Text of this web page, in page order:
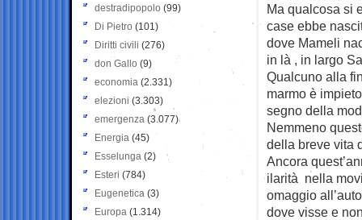
Ma qualcosa si
case ebbe
dove Mameli
in là , in largo
Qualcuno alla
marmo è
segno della
Nemmeno
della breve vita
Ancora
ilarità nella
omaggio
dove visse e
destradipopolo (99)
Di Pietro (101)
Diritti civili (276)
don Gallo (9)
economia (2.331)
elezioni (3.303)
emergenza (3.077)
Energia (45)
Esselunga (2)
Esteri (784)
Eugenetica (3)
Europa (1.314)